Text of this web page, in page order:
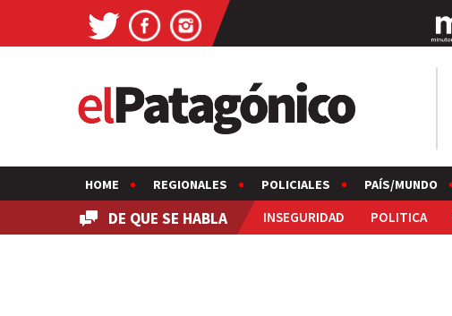
HOME REGIONALES POLICIALES PAÍS/MUNDO
DE QUE SE HABLA INSEGURIDAD POLITICA